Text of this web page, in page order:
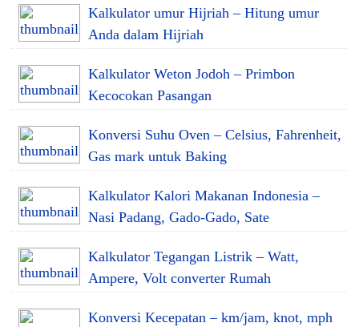
Kalkulator umur Hijriah – Hitung umur
Anda dalam Hijriah
Kalkulator Weton Jodoh – Primbon
Kecocokan Pasangan
Konversi Suhu Oven – Celsius, Fahrenheit,
Gas mark untuk Baking
Kalkulator Kalori Makanan Indonesia –
Nasi Padang, Gado-Gado, Sate
Kalkulator Tegangan Listrik – Watt,
Ampere, Volt converter Rumah
Konversi Kecepatan – km/jam, knot, mph